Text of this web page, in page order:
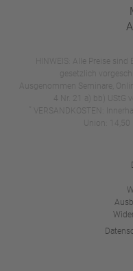
HINWEIS: Alle Preise
gesetzlich
Ausgenommen Seminare,
4 Nr. 21 a) bb) UStG
VERSANDKOSTEN:
Union: 14,50